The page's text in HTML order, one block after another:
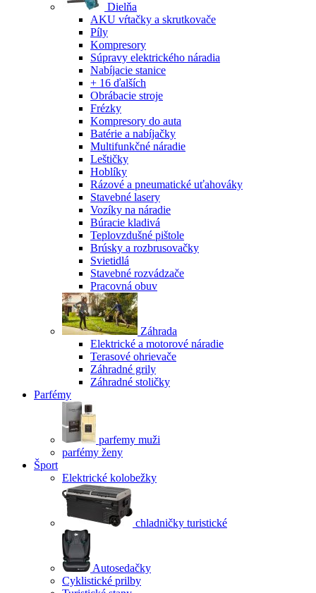
Dielňa
AKU vŕtačky a skrutkovače
Píly
Kompresory
Súpravy elektrického náradia
Nabíjacie stanice
+ 16 ďalších
Obrábacie stroje
Frézky
Kompresory do auta
Batérie a nabíjačky
Multifunkčné náradie
Leštičky
Hoblíky
Rázové a pneumatické uťahováky
Stavebné lasery
Vozíky na náradie
Búracie kladivá
Teplovzdušné pištole
Brúsky a rozbrusovačky
Svietidlá
Stavebné rozvádzače
Pracovná obuv
Záhrada
Elektrické a motorové náradie
Terasové ohrievače
Záhradné grily
Záhradné stoličky
Parfémy
parfemy muži
parfémy ženy
Šport
Elektrické kolobežky
chladničky turistické
Autosedačky
Cyklistické prilby